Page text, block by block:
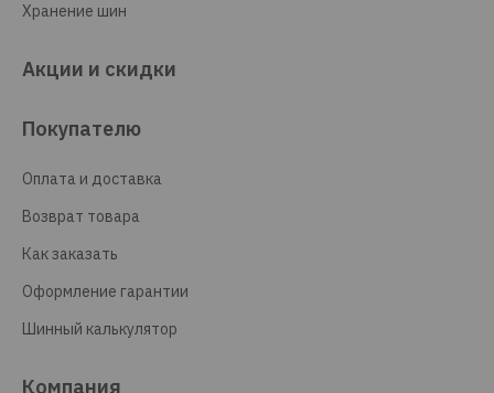
Хранение шин
Акции и скидки
Покупателю
Оплата и доставка
Возврат товара
Как заказать
Оформление гарантии
Шинный калькулятор
Компания